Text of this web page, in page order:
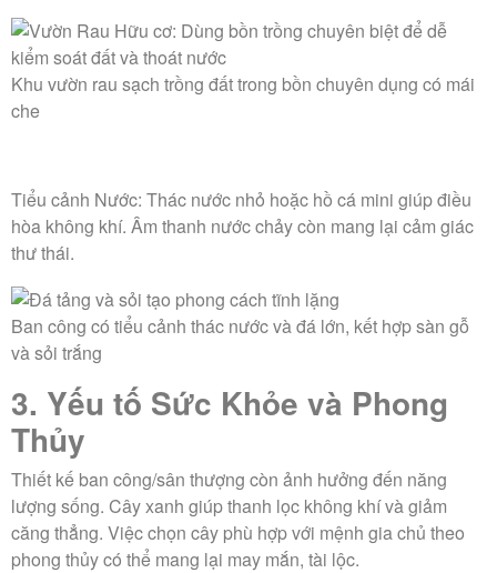
Khu vườn rau sạch trồng đất trong bồn chuyên dụng có mái
che
Tiểu cảnh Nước: Thác nước nhỏ hoặc hồ cá mini giúp điều
hòa không khí. Âm thanh nước chảy còn mang lại cảm giác
thư thái.
Ban công có tiểu cảnh thác nước và đá lớn, kết hợp sàn gỗ
và sỏi trắng
3. Yếu tố Sức Khỏe và Phong
Thủy
Thiết kế ban công/sân thượng còn ảnh hưởng đến năng
lượng sống. Cây xanh giúp thanh lọc không khí và giảm
căng thẳng. Việc chọn cây phù hợp với mệnh gia chủ theo
phong thủy có thể mang lại may mắn, tài lộc.